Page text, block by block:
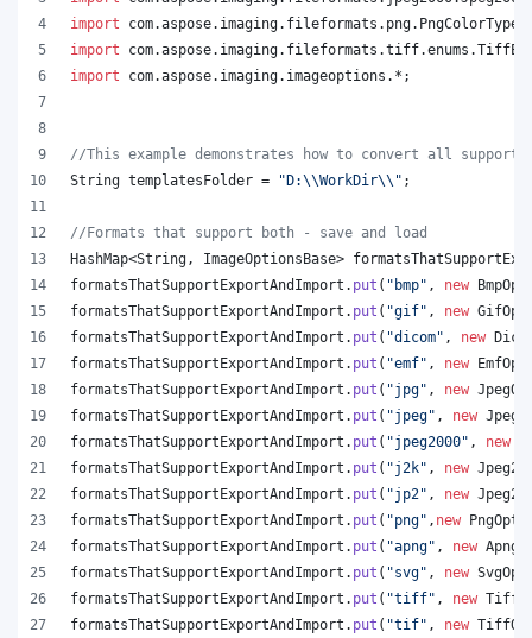
import
com.aspose. imaging. fileformats . png. PngColorType
import
com.aspose. imaging. fileformats .tiff.enums .
import
com.aspose. imaging. imageoptions .*;
//This example demonstrates how to convert all
String templatesFolder = "D:\\WorkDir\\ " ;
//Formats that support both - save and load
HashMap<String , ImageOptionsBase>
formatsThatSupportExportAndImport . put ( "bmp" , new
formatsThatSupportExportAndImport . put ( "gif" , new
formatsThatSupportExportAndImport . put ( "dicom" , new
formatsThatSupportExportAndImport . put ( "emf" , new
formatsThatSupportExportAndImport . put ( "jpg" , new
formatsThatSupportExportAndImport . put ( "jpeg" , new
formatsThatSupportExportAndImport . put ( "jpeg2000" , new
formatsThatSupportExportAndImport . put ( "j2k" , new
formatsThatSupportExportAndImport . put ( "jp2" , new
formatsThatSupportExportAndImport . put ( "png" , new
formatsThatSupportExportAndImport . put ( "apng" , new
formatsThatSupportExportAndImport . put ( "svg" , new
formatsThatSupportExportAndImport . put ( "tiff" , new
formatsThatSupportExportAndImport . put ( "tif" , new